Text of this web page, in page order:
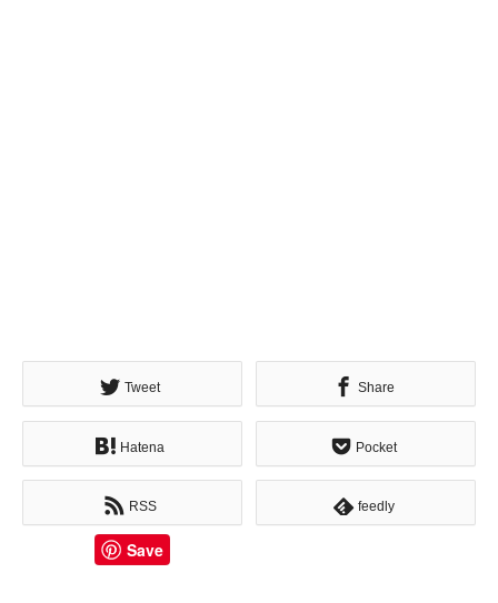
Tweet Share
Hatena Pocket
RSS feedly
Save